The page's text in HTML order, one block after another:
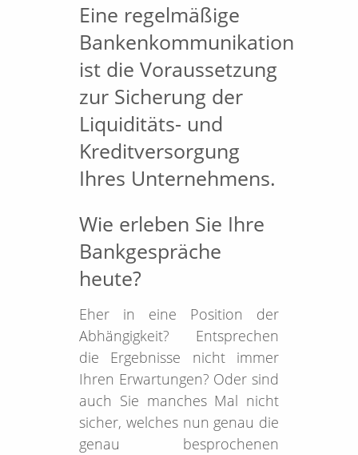
Eine regelmäßige
Bankenkommunikation
ist die Voraussetzung
zur Sicherung der
Liquiditäts- und
Kreditversorgung
Ihres Unternehmens.
Wie erleben Sie Ihre
Bankgespräche
heute?
Eher in eine Position der
Abhängigkeit? Entsprechen
die Ergebnisse nicht immer
Ihren Erwartungen? Oder sind
auch Sie manches Mal nicht
sicher, welches nun genau die
genau besprochenen